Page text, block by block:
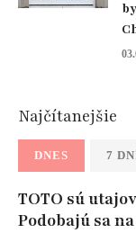
Najčítanejšie
DNES 7
TOTO sú
Podobajú sa